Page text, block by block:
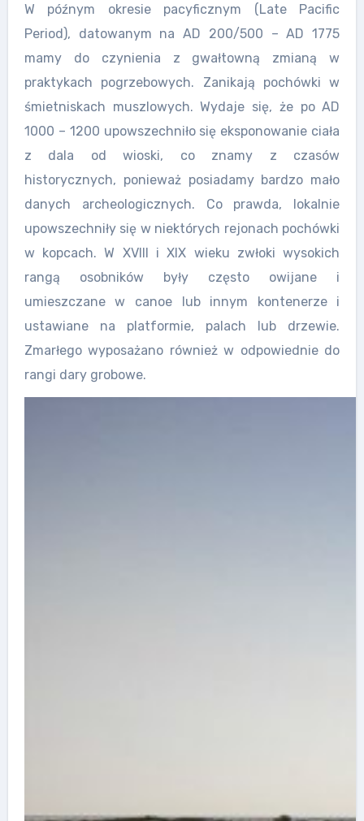
W późnym okresie pacyficznym (Late Pacific
Period), datowanym na AD 200/500 – AD 1775
mamy do czynienia z gwałtowną zmianą w
praktykach pogrzebowych. Zanikają pochówki w
śmietniskach muszlowych. Wydaje się, że po AD
1000 – 1200 upowszechniło się eksponowanie ciała
z dala od wioski, co znamy z czasów
historycznych, ponieważ posiadamy bardzo mało
danych archeologicznych. Co prawda, lokalnie
upowszechniły się w niektórych rejonach pochówki
w kopcach. W XVIII i XIX wieku zwłoki wysokich
rangą osobników były często owijane i
umieszczane w canoe lub innym kontenerze i
ustawiane na platformie, palach lub drzewie.
Zmarłego wyposażano również w odpowiednie do
rangi dary grobowe.